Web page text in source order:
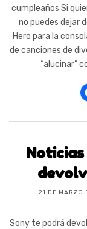
cumpleaños Si
no puedes dejar
Hero para la
de canciones de
“alucinar”
21 DE MARZO
Sony te podrá